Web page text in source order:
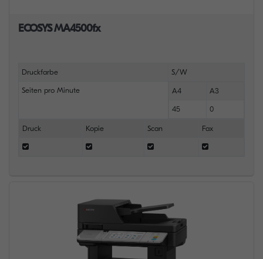
ECOSYS MA4500fx
Druckfarbe S/W
Seiten pro Minute A4 A3
45 0
Druck Kopie Scan Fax